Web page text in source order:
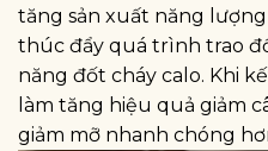
tăng sản xuất năng
thúc đẩy quá trình trao
năng đốt cháy calo. Khi
làm tăng hiệu quả giảm
giảm mỡ nhanh chóng